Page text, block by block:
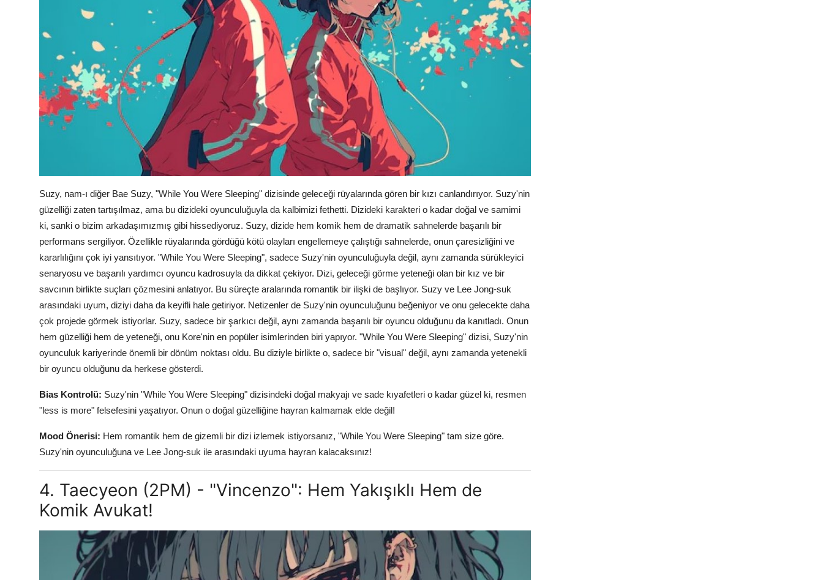
Suzy, nam-ı diğer Bae Suzy, "While You Were Sleeping" dizisinde geleceği rüyalarında gören bir kızı canlandırıyor. Suzy'nin
güzelliği zaten tartışılmaz, ama bu dizideki oyunculuğuyla da kalbimizi fethetti. Dizideki karakteri o kadar doğal ve samimi
ki, sanki o bizim arkadaşımızmış gibi hissediyoruz. Suzy, dizide hem komik hem de dramatik sahnelerde başarılı bir
performans sergiliyor. Özellikle rüyalarında gördüğü kötü olayları engellemeye çalıştığı sahnelerde, onun çaresizliğini ve
kararlılığını çok iyi yansıtıyor. "While You Were Sleeping", sadece Suzy'nin oyunculuğuyla değil, aynı zamanda sürükleyici
senaryosu ve başarılı yardımcı oyuncu kadrosuyla da dikkat çekiyor. Dizi, geleceği görme yeteneği olan bir kız ve bir
savcının birlikte suçları çözmesini anlatıyor. Bu süreçte aralarında romantik bir ilişki de başlıyor. Suzy ve Lee Jong-suk
arasındaki uyum, diziyi daha da keyifli hale getiriyor. Netizenler de Suzy'nin oyunculuğunu beğeniyor ve onu gelecekte daha
çok projede görmek istiyorlar. Suzy, sadece bir şarkıcı değil, aynı zamanda başarılı bir oyuncu olduğunu da kanıtladı. Onun
hem güzelliği hem de yeteneği, onu Kore'nin en popüler isimlerinden biri yapıyor. "While You Were Sleeping" dizisi, Suzy'nin
oyunculuk kariyerinde önemli bir dönüm noktası oldu. Bu diziyle birlikte o, sadece bir "visual" değil, aynı zamanda yetenekli
bir oyuncu olduğunu da herkese gösterdi.
Bias Kontrolü: Suzy'nin "While You Were Sleeping" dizisindeki doğal makyajı ve sade kıyafetleri o kadar güzel ki, resmen
"less is more" felsefesini yaşatıyor. Onun o doğal güzelliğine hayran kalmamak elde değil!
Mood Önerisi: Hem romantik hem de gizemli bir dizi izlemek istiyorsanız, "While You Were Sleeping" tam size göre.
Suzy'nin oyunculuğuna ve Lee Jong-suk ile arasındaki uyuma hayran kalacaksınız!
4. Taecyeon (2PM) - "Vincenzo": Hem Yakışıklı Hem de
Komik Avukat!